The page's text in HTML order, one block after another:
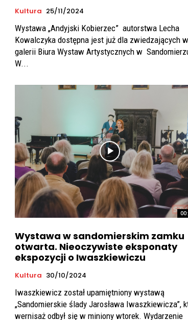
Kultura 25/11/2024
Wystawa „Andyjski Kobierzec” autorstwa Lecha
Kowalczyka dostępna jest już dla zwiedzających w
galerii Biura Wystaw Artystycznych w
W...
Wystawa w sandomierskim zamku
otwarta. Nieoczywiste eksponaty
ekspozycji o Iwaszkiewiczu
Kultura 30/10/2024
Iwaszkiewicz został upamiętniony wystawą
„Sandomierskie ślady Jarosława Iwaszkiewicza”,
wernisaż odbył się w miniony wtorek. Wydarzenie